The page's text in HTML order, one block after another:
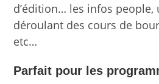
d’édition… les infos people,
déroulant des cours de
etc…
Parfait pour les